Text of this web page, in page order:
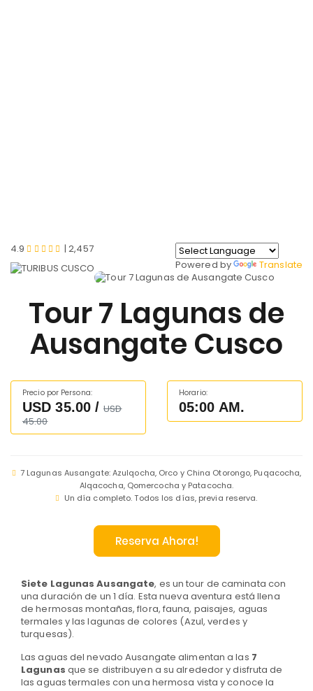
4.9
| 2,457
Powered by
Translate
Tour 7 Lagunas de
Ausangate Cusco
Precio por Persona:
USD 35.00 /USD
45.00
Horario:
05:00 AM.
7 Lagunas Ausangate: Azulqocha, Orco y China Otorongo, Puqacocha,
Alqacocha, Qomercocha y Patacocha.
Un día completo. Todos los días, previa reserva.
Reserva Ahora!
Siete Lagunas Ausangate, es un tour de caminata con
una duración de un 1 día. Esta nueva aventura está llena
de hermosas montañas, flora, fauna, paisajes, aguas
termales y las lagunas de colores (Azul, verdes y
turquesas).
Las aguas del nevado Ausangate alimentan a las 7
Lagunas que se distribuyen a su alrededor y disfruta de
las aguas termales con una hermosa vista y conoce la